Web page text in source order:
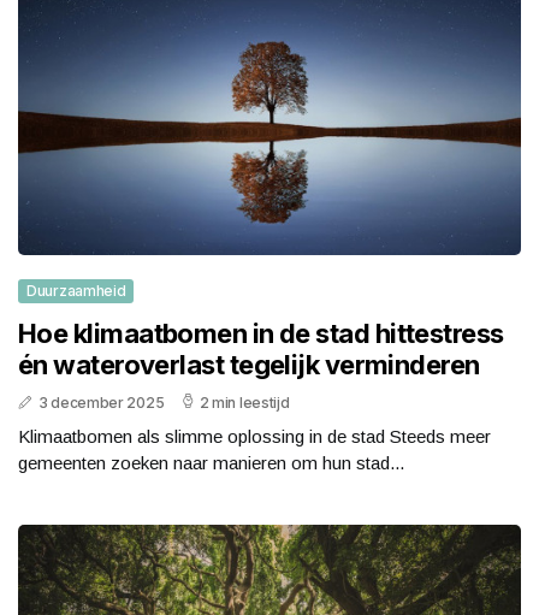
Duurzaamheid
Hoe klimaatbomen in de stad hittestress
én wateroverlast tegelijk verminderen
3 december 2025 2 min leestijd
Klimaatbomen als slimme oplossing in de stad Steeds meer
gemeenten zoeken naar manieren om hun stad...